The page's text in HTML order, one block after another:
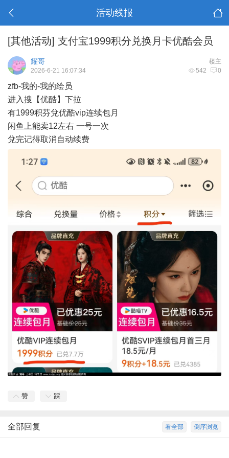
活动线报
[其他活动] 支付宝1999积分兑换月卡优酷会员
楼主
耀哥
542 0
2026-6-21 16:07:34
zfb-我的-我的绘员
进入搜【优酷】下拉
有1999积芬兌优酷vip连续包月
闲鱼上能卖12左右 一号一次
兌完记得取消自动续费
赞 踩
倒序浏览
看全部
全部回复